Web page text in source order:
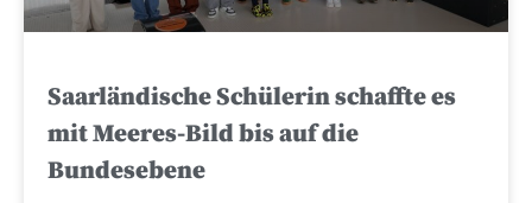
Saarländische Schülerin schaffte es
mit Meeres-Bild bis auf die
Bundesebene